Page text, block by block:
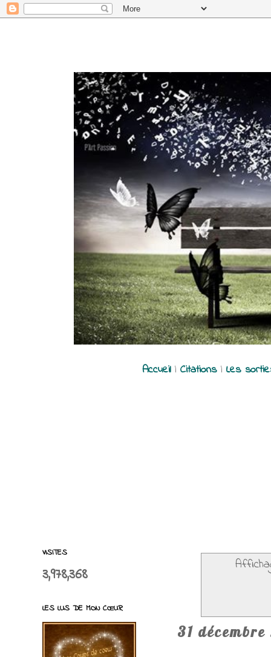
Accueil| Citations| Les
31
VISITES
3,978,368
LES LUS DE MON CŒUR